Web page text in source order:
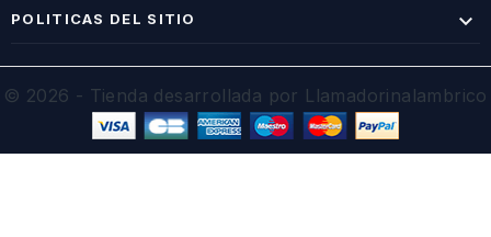
POLITICAS DEL SITIO 
© 2026 - Tienda desarrollada por Llamadorinalambrico